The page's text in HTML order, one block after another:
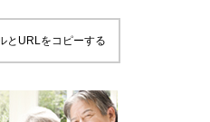
とURLをコピーする